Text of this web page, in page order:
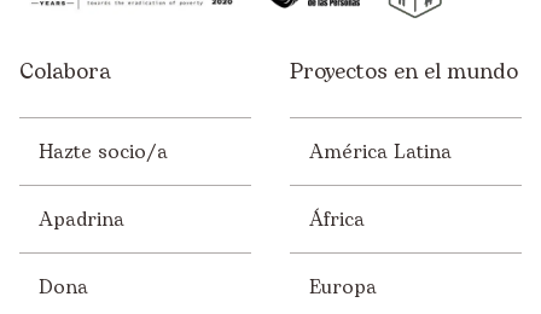
Colabora
Hazte socio/a
Apadrina
Dona
Proyectos en el mundo
América Latina
África
Europa